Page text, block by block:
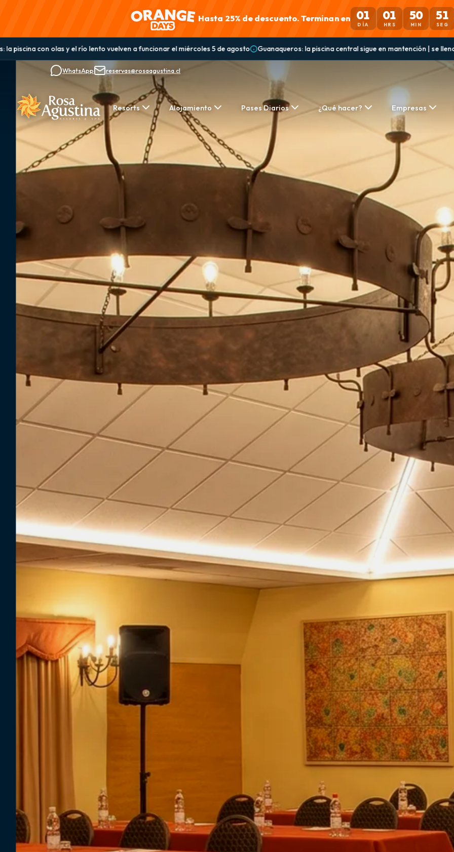
Hasta 25% de descuento. Terminan en 01
DÍA
01
HRS
50
MIN
48
SEG
el miércoles 5 de agosto Guanaqueros: la piscina central sigue en mantención | se llena desde el domingo 9 de agosto y vuelve a
WhatsApp reservas@rosaagustina.cl
Resorts Alojamiento Pases Diarios ¿Qué hacer? Empresas